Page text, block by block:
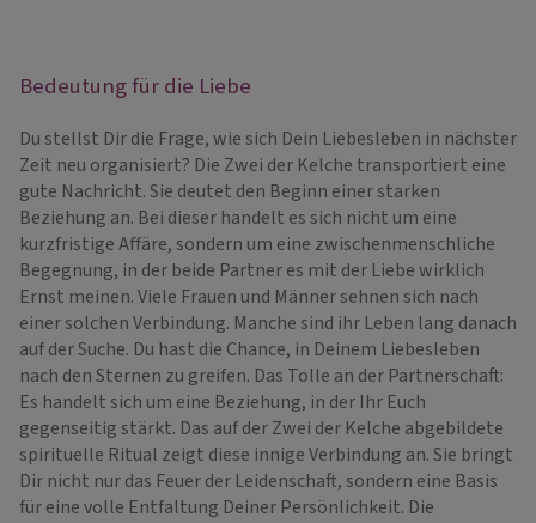
Bedeutung für die Liebe
Du stellst Dir die Frage, wie sich Dein Liebesleben in nächster
Zeit neu organisiert? Die Zwei der Kelche transportiert eine
gute Nachricht. Sie deutet den Beginn einer starken
Beziehung an. Bei dieser handelt es sich nicht um eine
kurzfristige Affäre, sondern um eine zwischenmenschliche
Begegnung, in der beide Partner es mit der Liebe wirklich
Ernst meinen. Viele Frauen und Männer sehnen sich nach
einer solchen Verbindung. Manche sind ihr Leben lang danach
auf der Suche. Du hast die Chance, in Deinem Liebesleben
nach den Sternen zu greifen. Das Tolle an der Partnerschaft:
Es handelt sich um eine Beziehung, in der Ihr Euch
gegenseitig stärkt. Das auf der Zwei der Kelche abgebildete
spirituelle Ritual zeigt diese innige Verbindung an. Sie bringt
Dir nicht nur das Feuer der Leidenschaft, sondern eine Basis
für eine volle Entfaltung Deiner Persönlichkeit. Die